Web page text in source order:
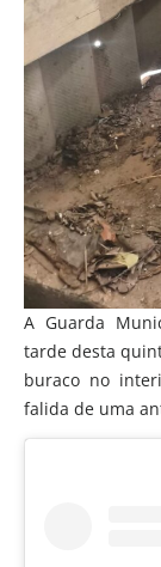
A Guarda
tarde desta
buraco no
falida de uma